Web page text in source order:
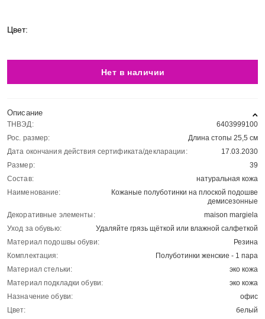
Цвет:
Нет в наличии
Описание
ТНВЭД:
6403999100
Рос. размер:
Длина стопы 25,5 см
Дата окончания действия сертификата/декларации:
17.03.2030
Размер:
39
Состав:
натуральная кожа
Наименование:
Кожаные полуботинки на плоской подошве
демисезонные
Декоративные элементы:
maison margiela
Уход за обувью:
Удаляйте грязь щёткой или влажной салфеткой
Материал подошвы обуви:
Резина
Комплектация:
Полуботинки женские - 1 пара
Материал стельки:
эко кожа
Материал подкладки обуви:
эко кожа
Назначение обуви:
офис
Цвет:
белый